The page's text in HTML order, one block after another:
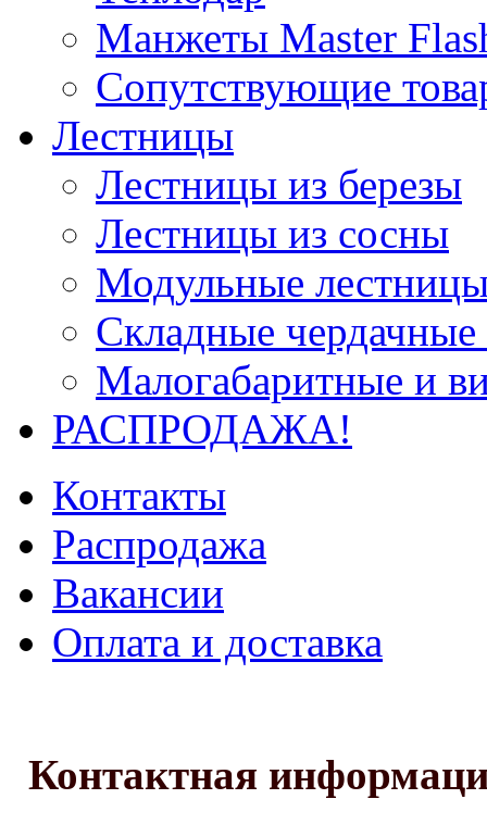
Манжеты Master
Сопутствующие
Лестницы
Лестницы из березы
Лестницы из сосны
Модульные
Складные
Малогабаритные и
РАСПРОДАЖА!
Контакты
Распродажа
Вакансии
Оплата и доставка
Контактная